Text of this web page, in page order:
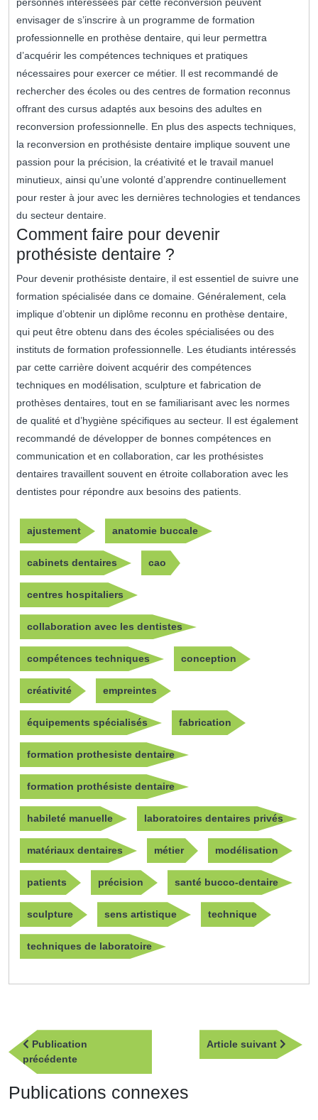
envisager de s’inscrire à un programme de formation
professionnelle en prothèse dentaire, qui leur permettra
d’acquérir les compétences techniques et pratiques
nécessaires pour exercer ce métier. Il est recommandé de
rechercher des écoles ou des centres de formation reconnus
offrant des cursus adaptés aux besoins des adultes en
reconversion professionnelle. En plus des aspects techniques,
la reconversion en prothésiste dentaire implique souvent une
passion pour la précision, la créativité et le travail manuel
minutieux, ainsi qu’une volonté d’apprendre continuellement
pour rester à jour avec les dernières technologies et tendances
du secteur dentaire.
Comment faire pour devenir
prothésiste dentaire ?
Pour devenir prothésiste dentaire, il est essentiel de suivre une
formation spécialisée dans ce domaine. Généralement, cela
implique d’obtenir un diplôme reconnu en prothèse dentaire,
qui peut être obtenu dans des écoles spécialisées ou des
instituts de formation professionnelle. Les étudiants intéressés
par cette carrière doivent acquérir des compétences
techniques en modélisation, sculpture et fabrication de
prothèses dentaires, tout en se familiarisant avec les normes
de qualité et d’hygiène spécifiques au secteur. Il est également
recommandé de développer de bonnes compétences en
communication et en collaboration, car les prothésistes
dentaires travaillent souvent en étroite collaboration avec les
dentistes pour répondre aux besoins des patients.
ajustement anatomie buccale
cabinets dentaires cao
centres hospitaliers
collaboration avec les dentistes
compétences techniques conception
créativité empreintes
équipements spécialisés fabrication
formation prothesiste dentaire
formation prothésiste dentaire
habileté manuelle laboratoires dentaires privés
matériaux dentaires métier modélisation
patients précision santé bucco-dentaire
sculpture sens artistique technique
techniques de laboratoire
Navigation
de
l’article
Publication
précédentePublication
précédente
Article suivant
Article
Publications connexes